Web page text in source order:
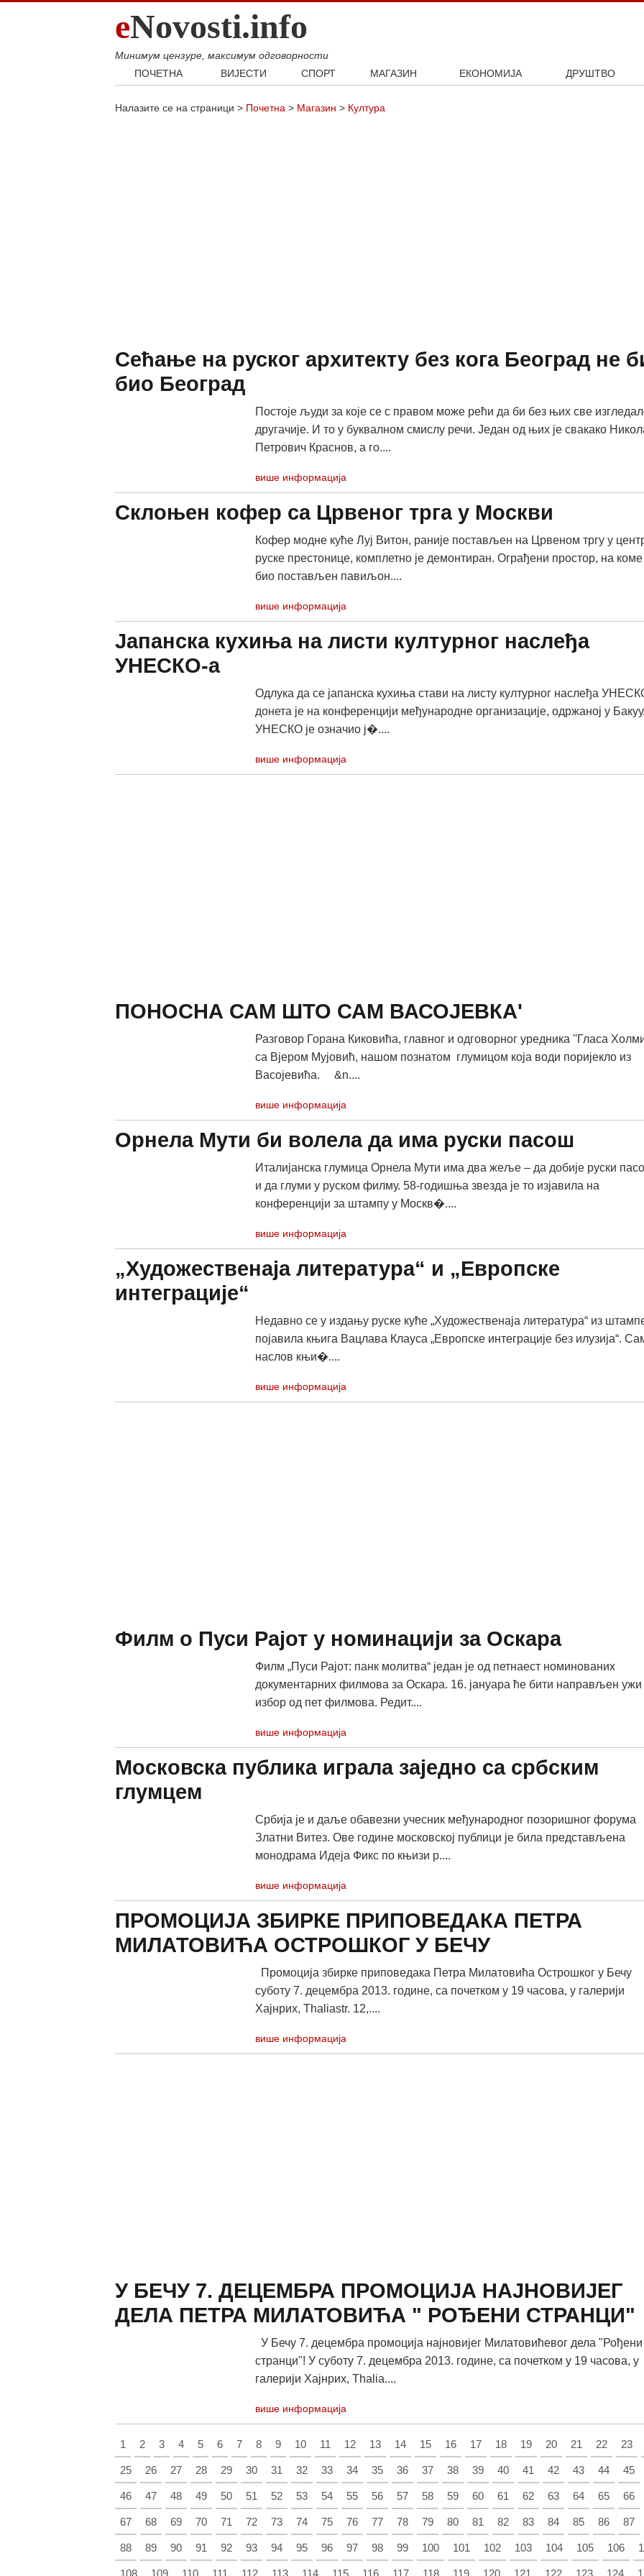
eNovosti.info
Минимум цензуре, максимум одговорности
ПОЧЕТНА
ВИЈЕСТИ
Балкан
СПОРТ
Кошарка
МАГАЗИН
Култура
ЕКОНОМИЈА
ДРУШТВО
Налазите се на страници > Почетна > Магазин > Култура
Сећање на руског архитекту без кога Београд не
био Београд
Постоје људи за које се с правом може рећи да би без њих све
другачије. И то у буквалном смислу речи. Један од њих је свакако
Петрович Краснов, а го....
више информација
Склоњен кофер са Црвеног трга у Москви
Кофер модне куће Луј Витон, раније постављен на Црвеном тргу у
руске престонице, комплетно је демонтиран. Ограђени простор, на коме
био постављен павиљон....
више информација
Јапанска кухиња на листи културног наслеђа
УНЕСКО-а
Одлука да се јапанска кухиња стави на листу културног наслеђа
донета је на конференцији међународне организације, одржаној у
УНЕСКО је означио ј�....
више информација
ПОНОСНА САМ ШТО САМ ВАСОЈЕВКА'
Разговор Горана Киковића, главног и одговорног уредника ''Гласа
са Вјером Мујовић, нашом познатом глумицом која води поријекло из
Васојевића. &n....
више информација
Орнела Мути би волела да има руски пасош
Италијанска глумица Орнела Мути има два жеље – да добије руски
и да глуми у руском филму. 58-годишња звезда је то изјавила на
конференцији за штампу у Москв�....
више информација
„Художественаја литература“ и „Европске
интеграције“
Недавно се у издању руске куће „Художественаја литература“ из
појавила књига Вацлава Клауса „Европске интеграције без илузија“.
наслов књи�....
више информација
Филм о Пуси Рајот у номинацији за Оскара
Филм „Пуси Рајот: панк молитва“ један је од петнаест номинованих
документарних филмова за Оскара. 16. јануара ће бити направљен ужи
избор од пет филмова. Редит....
више информација
Московска публика играла заједно са србским
глумцем
Србија је и даље обавезни учесник међународног позоришног форума
Златни Витез. Ове године московској публици је била представљена
монодрама Идеја Фикс по књизи р....
више информација
ПРОМОЦИЈА ЗБИРКЕ ПРИПОВЕДАКА ПЕТРА
МИЛАТОВИЋА ОСТРОШКОГ У БЕЧУ
Промоција збирке приповедака Петра Милатовића Острошког у
суботу 7. децембра 2013. године, са почетком у 19 часова, у галерији
Хајнрих, Thaliastr. 12,....
више информација
У БЕЧУ 7. ДЕЦЕМБРА ПРОМОЦИЈА НАЈНОВИЈЕГ
ДЕЛА ПЕТРА МИЛАТОВИЋА " РОЂЕНИ СТРАНЦИ"
У Бечу 7. децембра промоција најновијег Милатовићевог дела "Рођени
странци"! У суботу 7. децембра 2013. године, са почетком у 19 часова, у
галерији Хајнрих, Thalia....
више информација
1 2 3 4 5 6 7 8 9 10 11 12 13 14 15 16 17 18 19 20 21 22 23
25 26 27 28 29 30 31 32 33 34 35 36 37 38 39 40 41 42 43 44 45
46 47 48 49 50 51 52 53 54 55 56 57 58 59 60 61 62 63 64 65 66
67 68 69 70 71 72 73 74 75 76 77 78 79 80 81 82 83 84 85 86 87
88 89 90 91 92 93 94 95 96 97 98 99 100 101 102 103 104 105 106
108 109 110 111 112 113 114 115 116 117 118 119 120 121 122 123 124